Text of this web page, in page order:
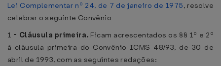
Lei Complementar nº 24, de 7 de janeiro de 1975, resolve
celebrar o seguinte Convênio
1 - Cláusula primeira. Ficam acrescentados os §§ 1º e 2º
à cláusula primeira do Convênio ICMS 48/93, de 30 de
abril de 1993, com as seguintes redações: